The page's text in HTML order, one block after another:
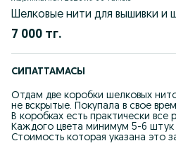
Шелковые нити для вышивки и
7 000 тг.
СИПАТТАМАСЫ
Отдам две коробки шелковых
не вскрытые. Покупала в свое
В коробках есть практически все
Каждого цвета минимум 5-6 штук
Стоимость которая указана это